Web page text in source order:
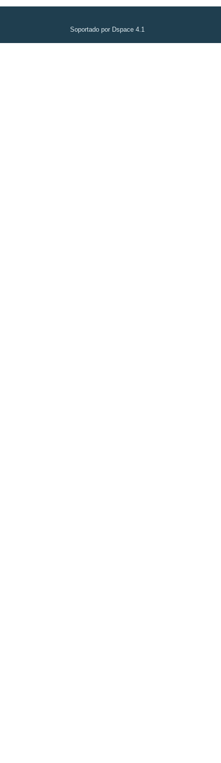
Soportado por Dspace 4.1